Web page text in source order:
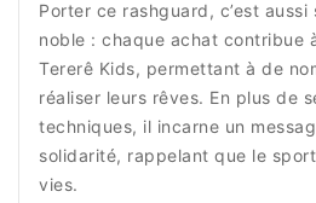
Porter ce rashguard, c’est
noble : chaque achat contribue
Tererê Kids, permettant à de
réaliser leurs rêves. En plus de
techniques, il incarne un
solidarité, rappelant que le
vies.